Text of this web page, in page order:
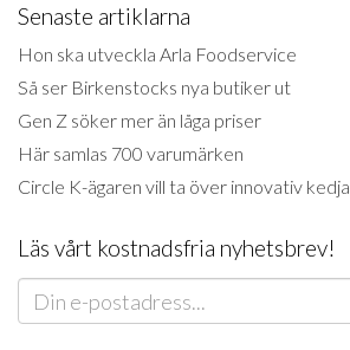
Senaste artiklarna
Hon ska utveckla Arla Foodservice
Så ser Birkenstocks nya butiker ut
Gen Z söker mer än låga priser
Här samlas 700 varumärken
Circle K-ägaren vill ta över innovativ kedja
Läs vårt kostnadsfria nyhetsbrev!